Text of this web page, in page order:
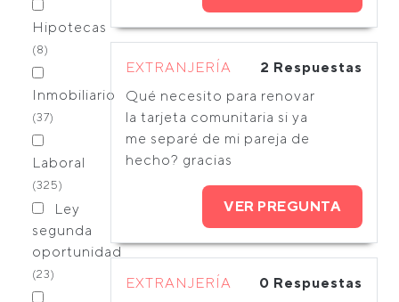
Hipotecas
(8)
Inmobiliario
(37)
Laboral
(325)
Ley
segunda
oportunidad
(23)
EXTRANJERÍA
2 Respuestas
Qué necesito para renovar
la tarjeta comunitaria si ya
me separé de mi pareja de
hecho? gracias
VER PREGUNTA
EXTRANJERÍA
0 Respuestas